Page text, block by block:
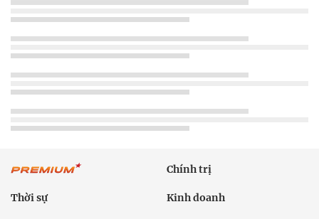
Chính trị
Thời sự Kinh doanh